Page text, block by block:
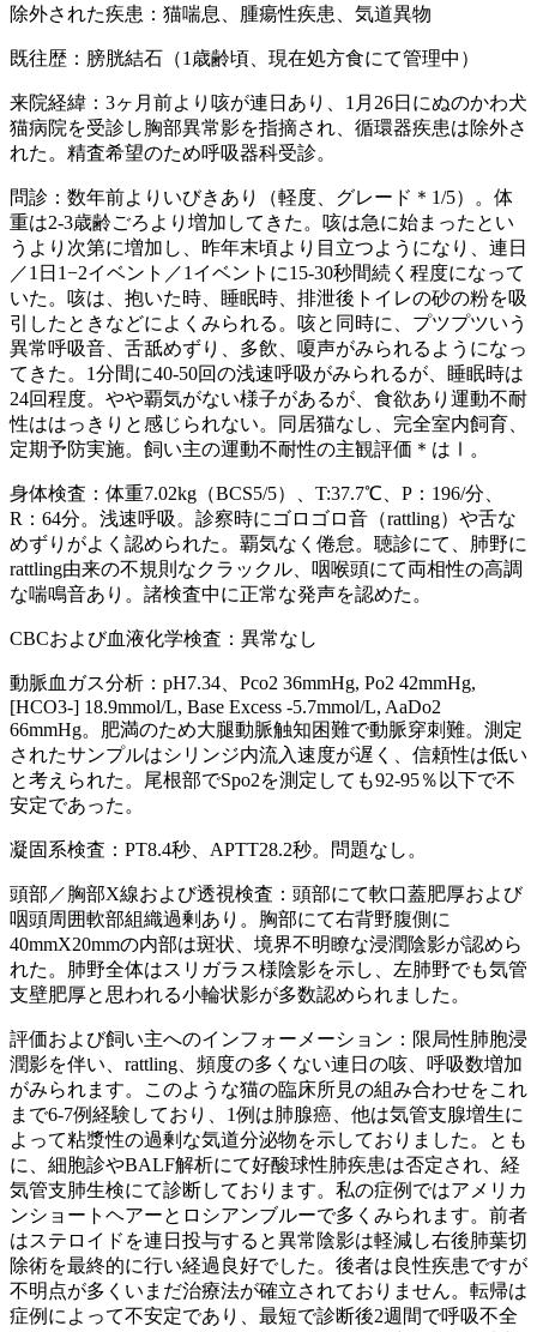
除外された疾患：猫喘息、腫瘍性疾患、気道異物
既往歴：膀胱結石（1歳齢頃、現在処方食にて管理中）
来院経緯：3ヶ月前より咳が連日あり、1月26日にぬのかわ犬
猫病院を受診し胸部異常影を指摘され、循環器疾患は除外さ
れた。精査希望のため呼吸器科受診。
問診：数年前よりいびきあり（軽度、グレード＊1/5）。体
重は2-3歳齢ごろより増加してきた。咳は急に始まったとい
うより次第に増加し、昨年末頃より目立つようになり、連日
／1日1−2イベント／1イベントに15-30秒間続く程度になって
いた。咳は、抱いた時、睡眠時、排泄後トイレの砂の粉を吸
引したときなどによくみられる。咳と同時に、プツプツいう
異常呼吸音、舌舐めずり、多飲、嗄声がみられるようになっ
てきた。1分間に40-50回の浅速呼吸がみられるが、睡眠時は
24回程度。やや覇気がない様子があるが、食欲あり運動不耐
性ははっきりと感じられない。同居猫なし、完全室内飼育、
定期予防実施。飼い主の運動不耐性の主観評価＊はⅠ。
身体検査：体重7.02kg（BCS5/5）、T:37.7℃、P：196/分、
R：64分。浅速呼吸。診察時にゴロゴロ音（rattling）や舌な
めずりがよく認められた。覇気なく倦怠。聴診にて、肺野に
rattling由来の不規則なクラックル、咽喉頭にて両相性の高調
な喘鳴音あり。諸検査中に正常な発声を認めた。
CBCおよび血液化学検査：異常なし
動脈血ガス分析：pH7.34、Pco2 36mmHg, Po2 42mmHg,
[HCO3-] 18.9mmol/L, Base Excess -5.7mmol/L, AaDo2
66mmHg。肥満のため大腿動脈触知困難で動脈穿刺難。測定
されたサンプルはシリンジ内流入速度が遅く、信頼性は低い
と考えられた。尾根部でSpo2を測定しても92-95％以下で不
安定であった。
凝固系検査：PT8.4秒、APTT28.2秒。問題なし。
頭部／胸部X線および透視検査：頭部にて軟口蓋肥厚および
咽頭周囲軟部組織過剰あり。胸部にて右背野腹側に
40mmX20mmの内部は斑状、境界不明瞭な浸潤陰影が認めら
れた。肺野全体はスリガラス様陰影を示し、左肺野でも気管
支壁肥厚と思われる小輪状影が多数認められました。
評価および飼い主へのインフォーメーション：限局性肺胞浸
潤影を伴い、rattling、頻度の多くない連日の咳、呼吸数増加
がみられます。このような猫の臨床所見の組み合わせをこれ
まで6-7例経験しており、1例は肺腺癌、他は気管支腺増生に
よって粘漿性の過剰な気道分泌物を示しておりました。とも
に、細胞診やBALF解析にて好酸球性肺疾患は否定され、経
気管支肺生検にて診断しております。私の症例ではアメリカ
ンショートヘアーとロシアンブルーで多くみられます。前者
はステロイドを連日投与すると異常陰影は軽減し右後肺葉切
除術を最終的に行い経過良好でした。後者は良性疾患ですが
不明点が多くいまだ治療法が確立されておりません。転帰は
症例によって不安定であり、最短で診断後2週間で呼吸不全